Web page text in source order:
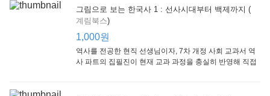
Little, Brown
1,000원
그림으로 보는 한국사 1 : 선사시대부터 백제까지 (
계림북스)
1,000원
역사를 전공한 현직 선생님이자, 7차 개정 사회 교과서 역
사 파트의 집필진이 현재 교과 과정을 충실히 반영해 직접